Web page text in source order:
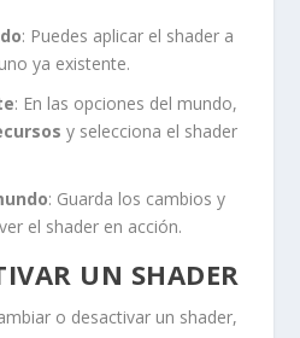
: Puedes aplicar el shader a
ya existente.
: En las opciones del mundo,
y selecciona el shader
: Guarda los cambios y
el shader en acción.
UN SHADER
o desactivar un shader,